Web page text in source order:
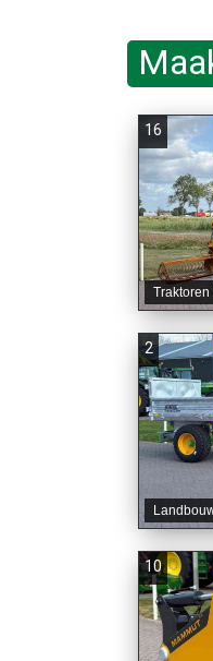
16
Traktoren
2
10